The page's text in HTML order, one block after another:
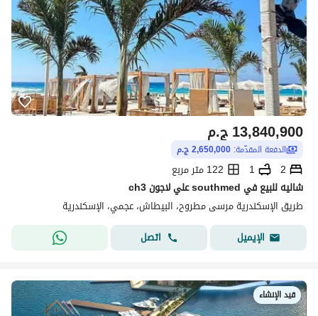
ج.م13,840,900
الدفعة المقدّمة: 2,650,000 ج.م
2
1
122 متر مربع
شاليه للبيع في southmed علي لاجون ch3
طريق الإسكندرية مرسى مطروح، البيطاش، عجمي، الإسكندرية
الإيميل
اتصل
قيد الإنشاء